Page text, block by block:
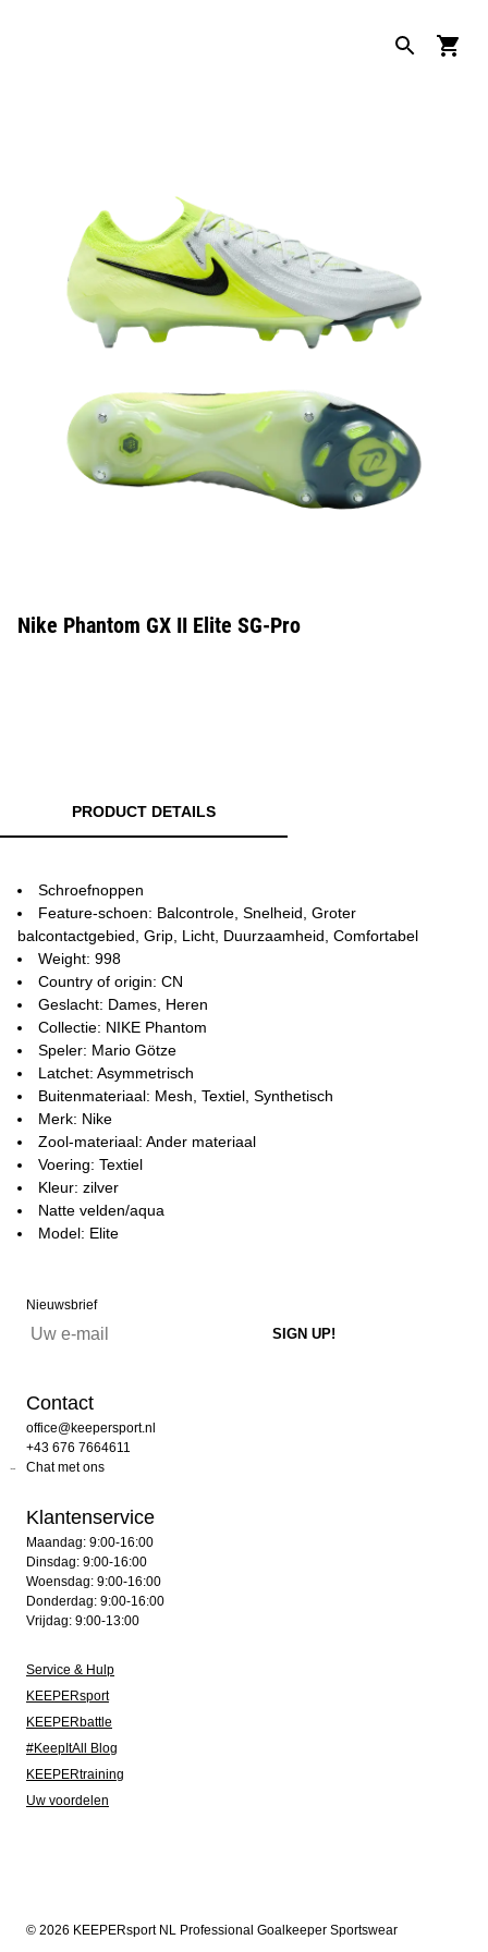
Nike Phantom GX II Elite SG-Pro
PRODUCT DETAILS
Schroefnoppen
Feature-schoen: Balcontrole, Snelheid, Groter
balcontactgebied, Grip, Licht, Duurzaamheid, Comfortabel
Weight: 998
Country of origin: CN
Geslacht: Dames, Heren
Collectie: NIKE Phantom
Speler: Mario Götze
Latchet: Asymmetrisch
Buitenmateriaal: Mesh, Textiel, Synthetisch
Merk: Nike
Zool-materiaal: Ander materiaal
Voering: Textiel
Kleur: zilver
Natte velden/aqua
Model: Elite
Nieuwsbrief
Contact
office@keepersport.nl
+43 676 7664611
Chat met ons
Klantenservice
Maandag: 9:00-16:00
Dinsdag: 9:00-16:00
Woensdag: 9:00-16:00
Donderdag: 9:00-16:00
Vrijdag: 9:00-13:00
Service & Hulp
KEEPERsport
KEEPERbattle
#KeepItAll Blog
KEEPERtraining
Uw voordelen
© 2026 KEEPERsport NL Professional Goalkeeper Sportswear